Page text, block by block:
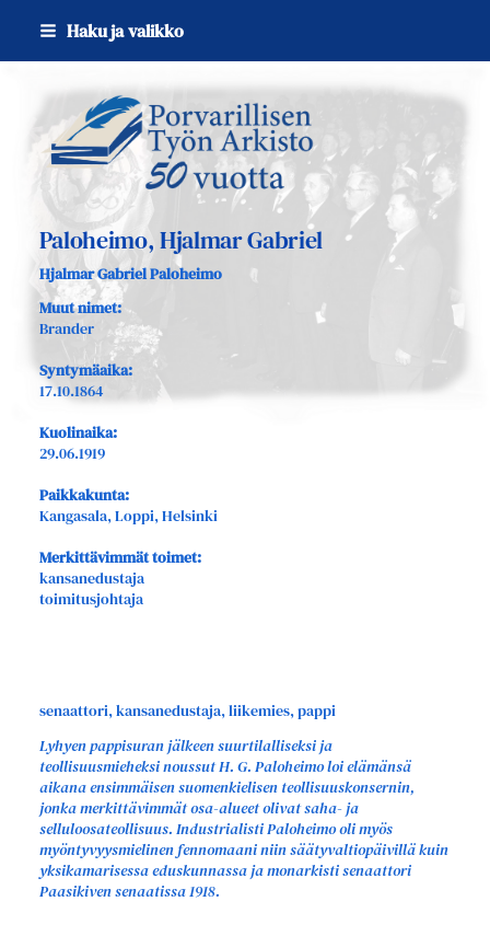
Siirry
sivun
sisältöön
Haku ja valikko
Sivuston etusivulle
Paloheimo, Hjalmar Gabriel
Hjalmar Gabriel Paloheimo
Muut nimet:
Brander
Syntymäaika:
17.10.1864
Kuolinaika:
29.06.1919
Paikkakunta:
Kangasala, Loppi, Helsinki
Merkittävimmät toimet:
kansanedustaja
toimitusjohtaja
senaattori, kansanedustaja, liikemies, pappi
Lyhyen pappisuran jälkeen suurtilalliseksi ja
teollisuusmieheksi noussut H. G. Paloheimo loi elämänsä
aikana ensimmäisen suomenkielisen teollisuuskonsernin,
jonka merkittävimmät osa-alueet olivat saha- ja
selluloosateollisuus. Industrialisti Paloheimo oli myös
myöntyvyysmielinen fennomaani niin säätyvaltiopäivillä kuin
yksikamarisessa eduskunnassa ja monarkisti senaattori
Paasikiven senaatissa 1918.